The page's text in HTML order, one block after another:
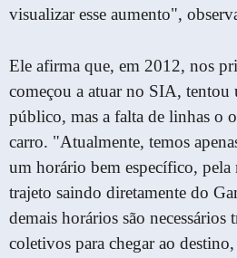
visualizar esse aumento",
Ele afirma que, em 2012, nos
começou a atuar no SIA, tentou
público, mas a falta de linhas o
carro. "Atualmente, temos
um horário bem específico, pela
trajeto saindo diretamente do
demais horários são necessários
coletivos para chegar ao destino,